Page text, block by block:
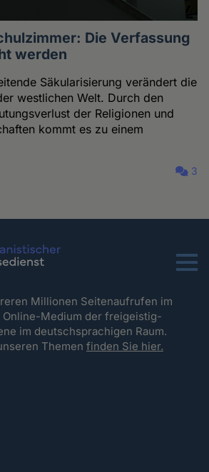
Die Verfassung
werden
Säkularisierung verändert die
westlichen Welt. Durch den
der Religionen und
kommt es zu einem
3
Menu
Millionen Seitenaufrufen im
Medium der freigeistig-
im deutschsprachigen Raum.
Themenfinden Sie hier.